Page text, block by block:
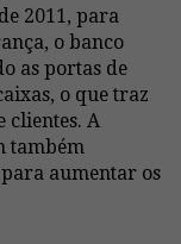
2011, para
o banco
as portas de
o que traz
clientes. A
também
aumentar os